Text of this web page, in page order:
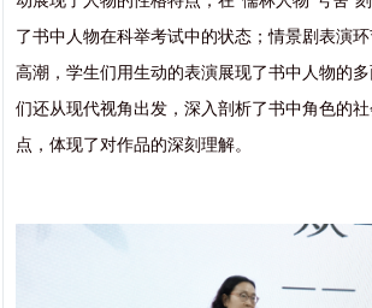
了书中人物在科举考试中的状态；情景剧表演
高潮，学生们用生动的表演展现了书中人物的
们还从现代视角出发，深入剖析了书中角色的
点，体现了对作品的深刻理解。